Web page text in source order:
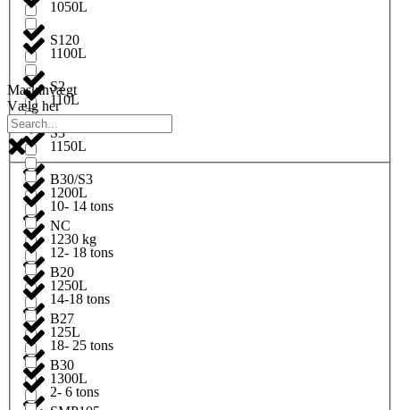
S120
S2
S3
B30/S3
NC
B20
B27
B30
1050L
1100L
110L
1150L
1200L
1230 kg
1250L
125L
1300L
Maskinvægt
Vælg her
10- 14 tons
12- 18 tons
14-18 tons
18- 25 tons
2- 6 tons